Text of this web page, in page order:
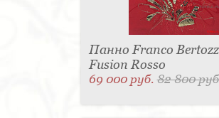
Панно Franco
Fusion Rosso
69 000 руб.82 800